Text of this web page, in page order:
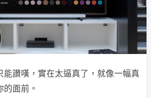
能讚嘆，實在太逼真了，就像一幅真
面前。